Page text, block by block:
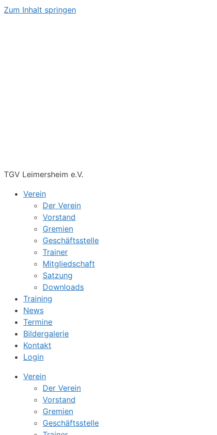
Zum Inhalt springen
TGV Leimersheim e.V.
Verein
Der Verein
Vorstand
Gremien
Geschäftsstelle
Trainer
Mitgliedschaft
Satzung
Downloads
Training
News
Termine
Bildergalerie
Kontakt
Login
Verein
Der Verein
Vorstand
Gremien
Geschäftsstelle